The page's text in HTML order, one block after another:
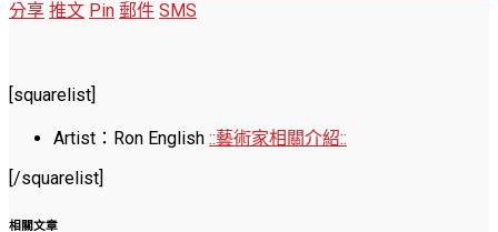
分享 推文 Pin 郵件 SMS
[squarelist]
Artist：Ron English ::藝術家相關介紹::
[/squarelist]
相關文章